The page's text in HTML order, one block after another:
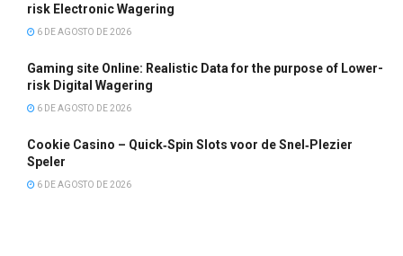
risk Electronic Wagering
6 DE AGOSTO DE 2026
Gaming site Online: Realistic Data for the purpose of Lower-
risk Digital Wagering
6 DE AGOSTO DE 2026
Cookie Casino – Quick‑Spin Slots voor de Snel‑Plezier
Speler
6 DE AGOSTO DE 2026